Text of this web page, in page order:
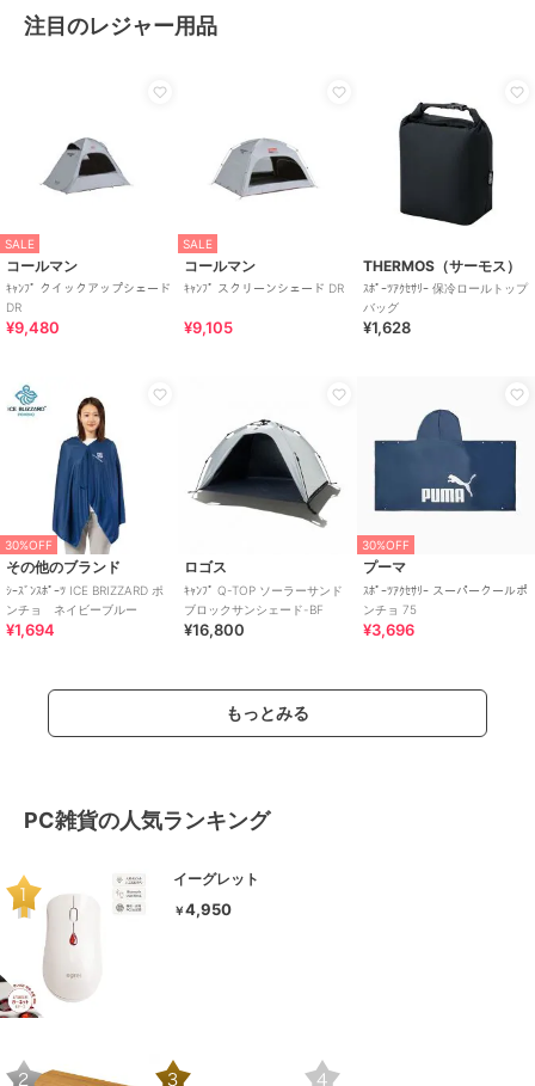
注目のレジャー用品
SALE
コールマン
ｷｬﾝﾌﾟ クイックアップシェード
DR
¥9,480
SALE
コールマン
ｷｬﾝﾌﾟ スクリーンシェード DR
¥9,105
THERMOS（サーモス）
ｽﾎﾟｰﾂｱｸｾｻﾘｰ 保冷ロールトップ
バッグ
¥1,628
30%OFF
その他のブランド
ｼｰｽﾞﾝｽﾎﾟｰﾂ ICE BRIZZARD ポ
ンチョ ネイビーブルー
¥1,694
ロゴス
ｷｬﾝﾌﾟ Q-TOP ソーラーサンド
ブロックサンシェード-BF
¥16,800
30%OFF
プーマ
ｽﾎﾟｰﾂｱｸｾｻﾘｰ スーパークールポ
ンチョ 75
¥3,696
もっとみる
PC雑貨の人気ランキング
イーグレット
￥4,950